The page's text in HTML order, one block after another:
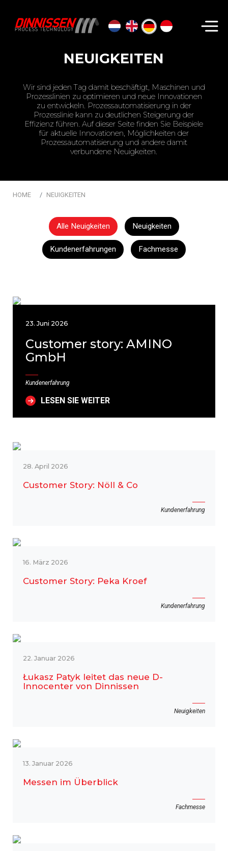
NEUIGKEITEN
Wir sind jeden Tag damit beschäftigt, Maschinen und
Prozesslinien zu optimieren und neue Innovationen
zu entwickeln. Prozessautomatisierung in der
Prozesslinie kann zu deutlichen Steigerung der
Effizienz führen. Auf dieser Seite finden Sie Beispiele
für aktuelle Innovationen, Möglichkeiten der
Prozessautomatisierung und andere damit
verbundene Neuigkeiten.
HOME NEUIGKEITEN
Alle Neuigkeiten Neuigkeiten
Kundenerfahrungen Fachmesse
23. Juni 2026
Customer story: AMINO
GmbH
Kundenerfahrung
LESEN SIE WEITER
28. April 2026
Customer Story: Nöll & Co
Kundenerfahrung
16. März 2026
Customer Story: Peka Kroef
Kundenerfahrung
22. Januar 2026
Łukasz Patyk leitet das neue D-
Innocenter von Dinnissen
Neuigkeiten
13. Januar 2026
Messen im Überblick
Fachmesse